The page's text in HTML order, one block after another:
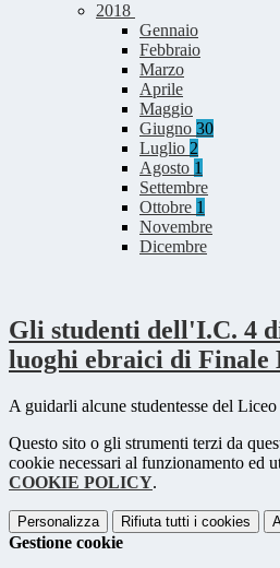
2018
Gennaio
Febbraio
Marzo
Aprile
Maggio
Giugno 30
Luglio 2
Agosto 1
Settembre
Ottobre 1
Novembre
Dicembre
Gli studenti dell'I.C. 4
luoghi ebraici di Finale
A guidarli alcune studentesse del
Questo sito o gli strumenti terzi da
cookie necessari al funzionamento ed
COOKIE POLICY.
Personalizza Rifiuta tutti i cookies
Gestione cookie